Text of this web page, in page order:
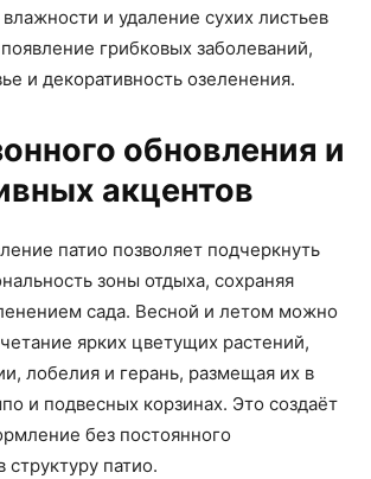
и удаление сухих листьев
грибковых заболеваний,
и декоративность озеленения.
обновления и
акцентов
патио позволяет подчеркнуть
зоны отдыха, сохраняя
сада. Весной и летом можно
ярких цветущих растений,
лобелия и герань, размещая их в
и подвесных корзинах. Это создаёт
без постоянного
структуру патио.